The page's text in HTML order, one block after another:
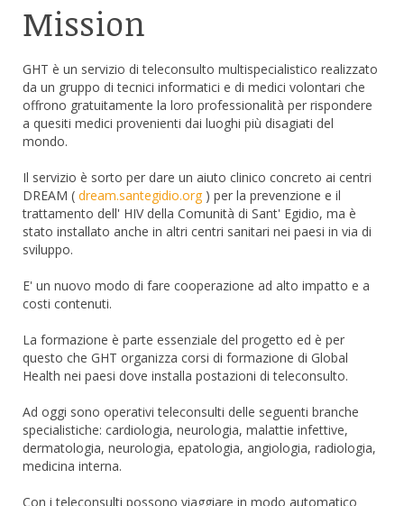
Mission
GHT è un servizio di teleconsulto multispecialistico realizzato
da un gruppo di tecnici informatici e di medici volontari che
offrono gratuitamente la loro professionalità per rispondere
a quesiti medici provenienti dai luoghi più disagiati del
mondo.
Il servizio è sorto per dare un aiuto clinico concreto ai centri
DREAM ( dream.santegidio.org ) per la prevenzione e il
trattamento dell' HIV della Comunità di Sant' Egidio, ma è
stato installato anche in altri centri sanitari nei paesi in via di
sviluppo.
E' un nuovo modo di fare cooperazione ad alto impatto e a
costi contenuti.
La formazione è parte essenziale del progetto ed è per
questo che GHT organizza corsi di formazione di Global
Health nei paesi dove installa postazioni di teleconsulto.
Ad oggi sono operativi teleconsulti delle seguenti branche
specialistiche: cardiologia, neurologia, malattie infettive,
dermatologia, neurologia, epatologia, angiologia, radiologia,
medicina interna.
Con i teleconsulti possono viaggiare in modo automatico